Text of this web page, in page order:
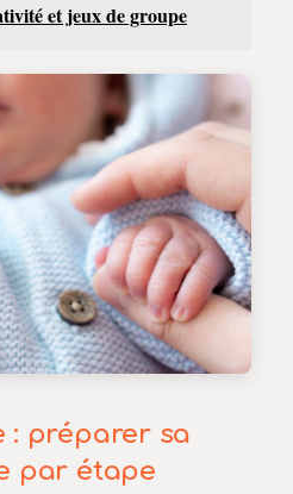
et jeux de groupe
: préparer sa
par étape